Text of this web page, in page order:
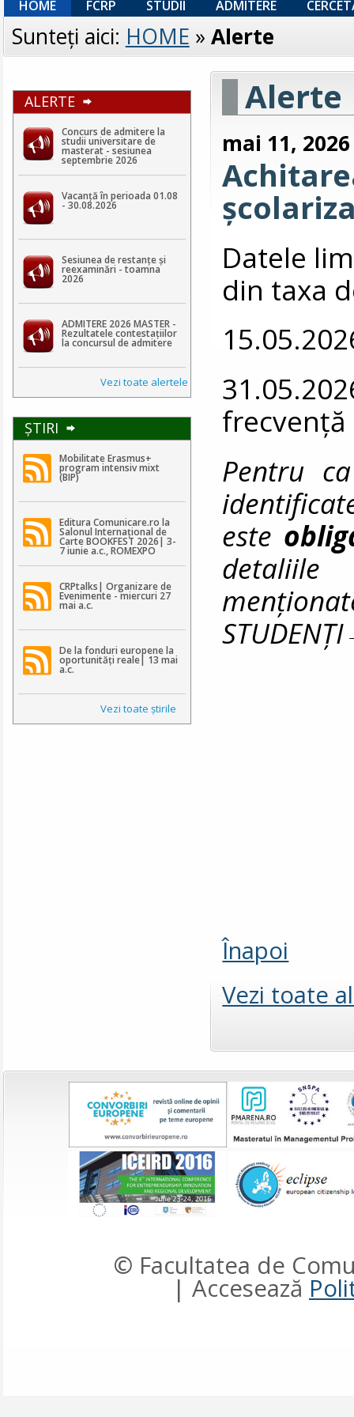
HOME FCRP STUDII ADMITERE
Sunteţi aici: HOME » Alerte
ALERTE
Concurs de admitere la
studii universitare de
masterat - sesiunea
septembrie 2026
Vacanță în perioada 01.08
- 30.08.2026
Sesiunea de restanțe și
reexaminări - toamna
2026
ADMITERE 2026 MASTER -
Rezultatele contestaţiilor
la concursul de admitere
Vezi toate alertele
ŞTIRI
Mobilitate Erasmus+
program intensiv mixt
(BIP)
Editura Comunicare.ro la
Salonul Internațional de
Carte BOOKFEST 2026| 3-
7 iunie a.c., ROMEXPO
CRPtalks| Organizare de
Evenimente - miercuri 27
mai a.c.
De la fonduri europene la
oportunități reale| 13 mai
a.c.
Vezi toate ştirile
Alerte
mai 11, 2026
Datele
din taxa
Pentru
este
Înapoi
Vezi toate
© Facultatea de
| Accesează